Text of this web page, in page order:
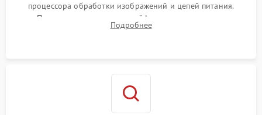
процессора обработки изображений и цепей питания.
Проверка целостности шлейфов, модуля памяти и
интерфейсов связи. Выявление сгоревших SMD-компонентов
Подробнее